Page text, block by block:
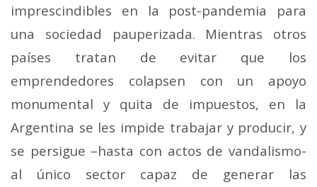
imprescindibles en la post-pandemia para
una sociedad pauperizada. Mientras otros
países tratan de evitar que los
emprendedores colapsen con un apoyo
monumental y quita de impuestos, en la
Argentina se les impide trabajar y producir, y
se persigue –hasta con actos de vandalismo-
al único sector capaz de generar las